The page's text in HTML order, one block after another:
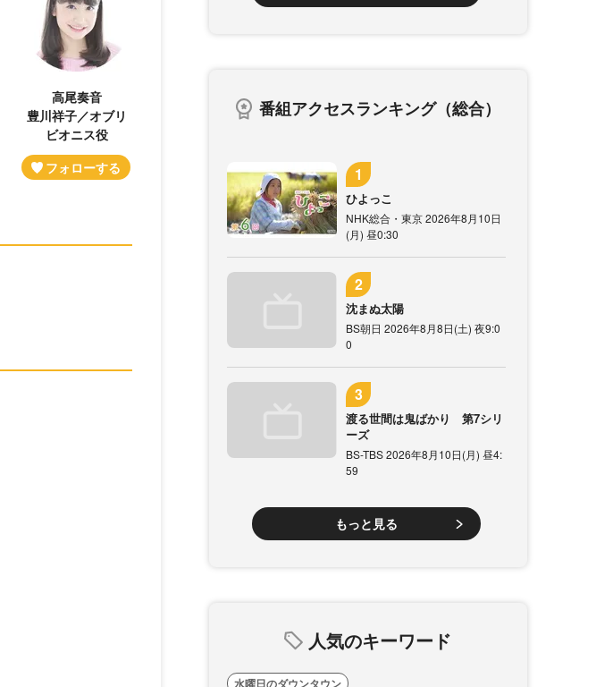
高尾奏音
豊川祥子／オブリ
ビオニス役
番組アクセスランキング（総合）
ひよっこ
NHK総合・東京 2026年8月10日
(月) 昼0:30
沈まぬ太陽
BS朝日 2026年8月8日(土) 夜9:0
0
渡る世間は鬼ばかり 第7シリ
ーズ
BS-TBS 2026年8月10日(月) 昼4:
59
もっと見る
人気のキーワード
水曜日のダウンタウン